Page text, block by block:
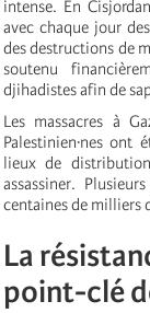
intense. En
avec chaque jour
des destructions de
soutenu
djihadistes afin de
Les massacres à
Palestinien·nes ont
lieux de
assassiner.
centaines de milliers
La
point-clé